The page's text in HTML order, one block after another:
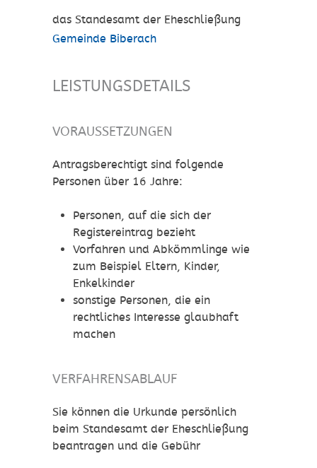
das Standesamt der Eheschließung
Gemeinde Biberach
LEISTUNGSDETAILS
VORAUSSETZUNGEN
Antragsberechtigt sind folgende
Personen über 16 Jahre:
Personen, auf die sich der
Registereintrag bezieht
Vorfahren und Abkömmlinge wie
zum Beispiel Eltern, Kinder,
Enkelkinder
sonstige Personen, die ein
rechtliches Interesse glaubhaft
machen
VERFAHRENSABLAUF
Sie können die Urkunde persönlich
beim Standesamt der Eheschließung
beantragen und die Gebühr